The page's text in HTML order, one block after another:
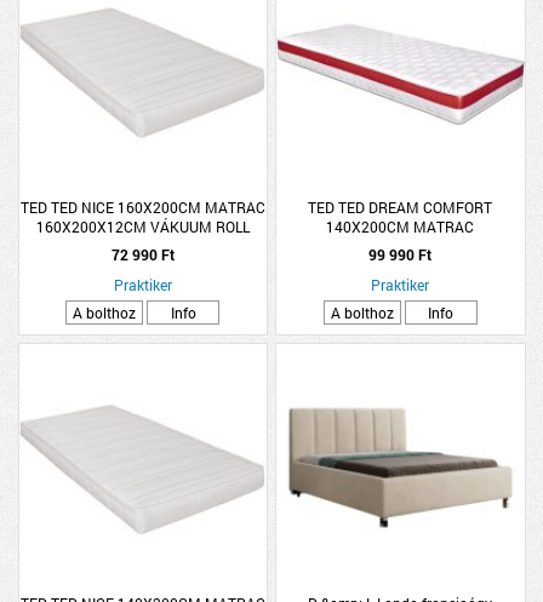
TED TED NICE 160X200CM MATRAC
160X200X12CM VÁKUUM ROLL
MATRAC
72 990 Ft
Praktiker
A bolthoz
Info
TED TED DREAM COMFORT
140X200CM MATRAC
140X200X16CM VÁKUUM ROLL
MATRAC
99 990 Ft
Praktiker
A bolthoz
Info